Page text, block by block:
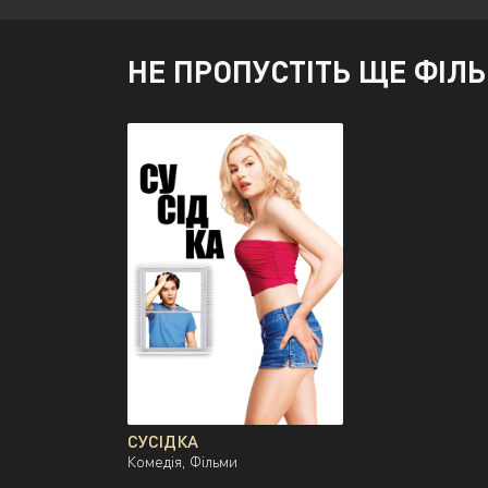
НЕ ПРОПУСТІТЬ ЩЕ
СУСІДКА
Комедія, Фільми